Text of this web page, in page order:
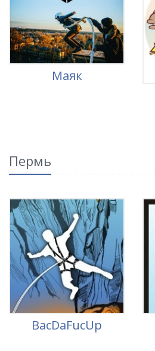
Маяк
Пермь
BacDaFucUp